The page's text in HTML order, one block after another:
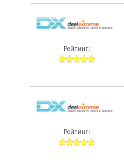
Рейтинг:
Рейтинг: